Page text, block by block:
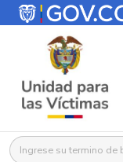
Buscar: